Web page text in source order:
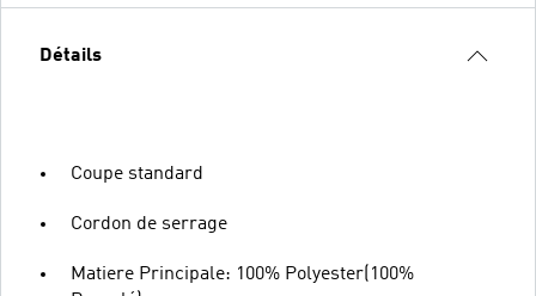
Détails
Coupe standard
Cordon de serrage
Matiere Principale: 100% Polyester(100%